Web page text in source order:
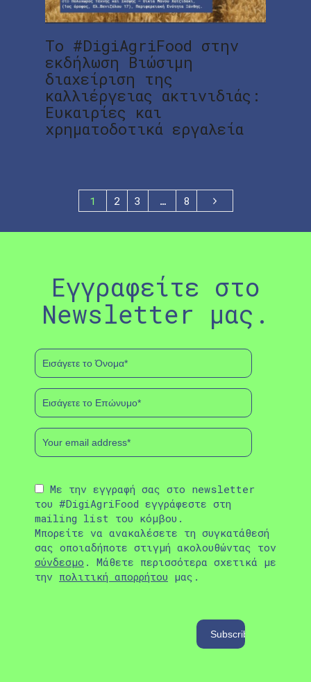
Το #DigiAgriFood στην
εκδήλωση Βιώσιμη
διαχείριση της
καλλιέργειας ακτινιδιάς:
Ευκαιρίες και
χρηματοδοτικά εργαλεία
1 2 3 … 8
Εγγραφείτε στο
Newsletter μας.
Με την εγγραφή σας στο newsletter
του #DigiAgriFood εγγράφεστε στη
mailing list του κόμβου.
Μπορείτε να ανακαλέσετε τη συγκατάθεσή
σας οποιαδήποτε στιγμή ακολουθώντας τον
σύνδεσμο . Μάθετε περισσότερα σχετικά με
την πολιτική απορρήτου μας.